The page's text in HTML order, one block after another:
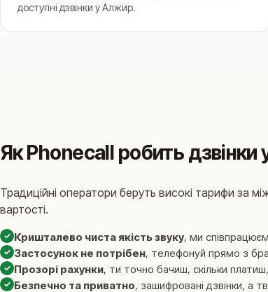
доступні дзвінки у Алжир.
Як Phonecall робить
Традиційні оператори беруть високі тарифи за
вартості.
✓ Кришталево чиста якість звуку, ми
✓ Застосунок не потрібен, телефонуй прямо з
✓ Прозорі рахунки, ти точно бачиш, скільки
✓ Безпечно та приватно, зашифровані дзвінки, а